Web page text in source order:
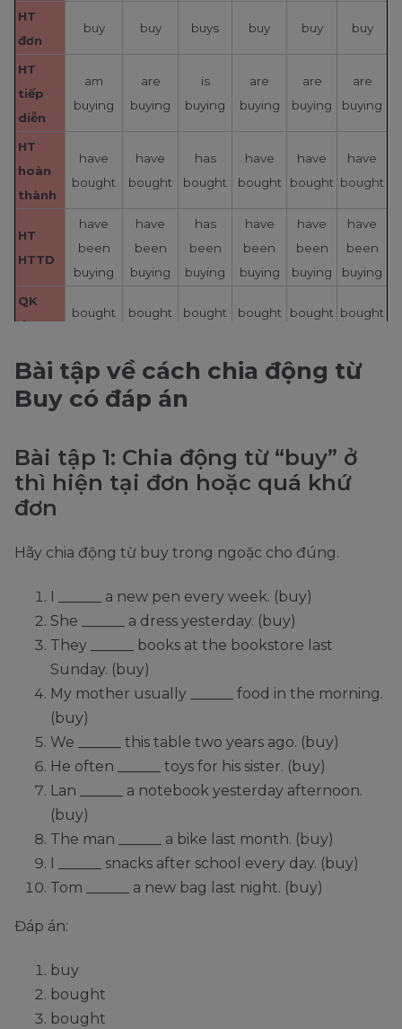
HT
đơn
buy buy buys buy buy buy
HT
tiếp
diễn
am
buying
are
buying
is
buying
are
buying
are
buying
are
buying
HT
hoàn
thành
have
bought
have
bought
has
bought
have
bought
have
bought
have
bought
HT
HTTD
have
been
buying
have
been
buying
has
been
buying
have
been
buying
have
been
buying
have
been
buying
QK
đơn
bought bought bought bought bought bought
tiếp
diễn
was
buying
were
buying
was
were
were
were
hoàn
thành
bought
bought
bought
bought
bought
bought
QK
HTTD
buying
buying
buying
buying
buying
will buy will buy will buy will buy will buy
am
going
to buy
are
going
to buy
is going
are
to buy
are
to buy
to buy
tiếp
diễn
will be
buying
buying
buying
buying
buying
thành
will have
will
bought
will
bought
will
bought
will
bought
will
TL
HTTD
will have
will
have
will
have
will
have
will
have
will
Bài tập về cách chia động từ
Buy có đáp án
Bài tập 1: Chia động từ “buy” ở
thì hiện tại đơn hoặc quá khứ
đơn
Hãy chia động từ buy trong ngoặc cho đúng.
I ______ a new pen every week. (buy)
She ______ a dress yesterday. (buy)
They ______ books at the bookstore last
Sunday. (buy)
My mother usually ______ food in the morning.
(buy)
We ______ this table two years ago. (buy)
He often ______ toys for his sister. (buy)
Lan ______ a notebook yesterday afternoon.
(buy)
The man ______ a bike last month. (buy)
I ______ snacks after school every day. (buy)
Tom ______ a new bag last night. (buy)
Đáp án:
buy
bought
bought